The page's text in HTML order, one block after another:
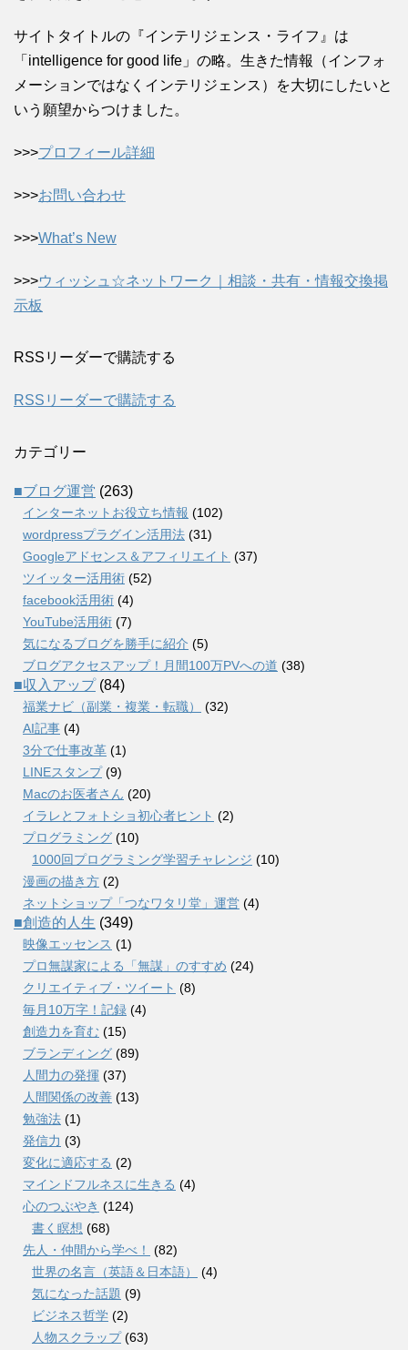
サイトタイトルの『インテリジェンス・ライフ』は
「intelligence for good life」の略。生きた情報（インフォ
メーションではなくインテリジェンス）を大切にしたいと
いう願望からつけました。
>>>プロフィール詳細
>>>お問い合わせ
>>>What’s New
>>>ウィッシュ☆ネットワーク｜相談・共有・情報交換掲
示板
RSSリーダーで購読する
RSSリーダーで購読する
カテゴリー
■ブログ運営 (263)
インターネットお役立ち情報 (102)
wordpressプラグイン活用法 (31)
Googleアドセンス＆アフィリエイト (37)
ツイッター活用術 (52)
facebook活用術 (4)
YouTube活用術 (7)
気になるブログを勝手に紹介 (5)
ブログアクセスアップ！月間100万PVへの道 (38)
■収入アップ(84)
福業ナビ（副業・複業・転職）
(32)
AI記事 (4)
3分で仕事改革 (1)
LINEスタンプ(9)
Macのお医者さん (20)
イラレとフォトショ初心者ヒント (2)
プログラミング (10)
1000回プログラミング学習チャレンジ (10)
漫画の描き方 (2)
ネットショップ「つなワタリ堂」運営 (4)
■創造的人生 (349)
映像エッセンス (1)
プロ無謀家による「無謀」のすすめ (24)
クリエイティブ・ツイート (8)
毎月10万字！記録 (4)
創造力を育む (15)
ブランディング (89)
人間力の発揮 (37)
人間関係の改善 (13)
勉強法 (1)
発信力 (3)
変化に適応する (2)
マインドフルネスに生きる (4)
心のつぶやき (124)
書く瞑想 (68)
先人・仲間から学べ！
(82)
世界の名言（英語＆日本語）
(4)
気になった話題 (9)
ビジネス哲学 (2)
人物スクラップ(63)